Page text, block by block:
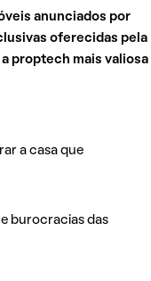
anunciados por
oferecidas pela
proptech mais valiosa
a casa que
burocracias das